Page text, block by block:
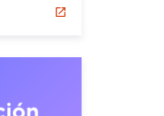
open_in_new